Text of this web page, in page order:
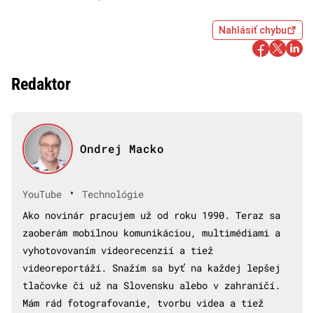
Nahlásiť chybu
Redaktor
Ondrej Macko
YouTube •
Technológie
Ako novinár pracujem už od roku 1990. Teraz sa
zaoberám mobilnou komunikáciou, multimédiami a
vyhotovovaním videorecenzií a tiež
videoreportáží. Snažím sa byť na každej lepšej
tlačovke či už na Slovensku alebo v zahraničí.
Mám rád fotografovanie, tvorbu videa a tiež